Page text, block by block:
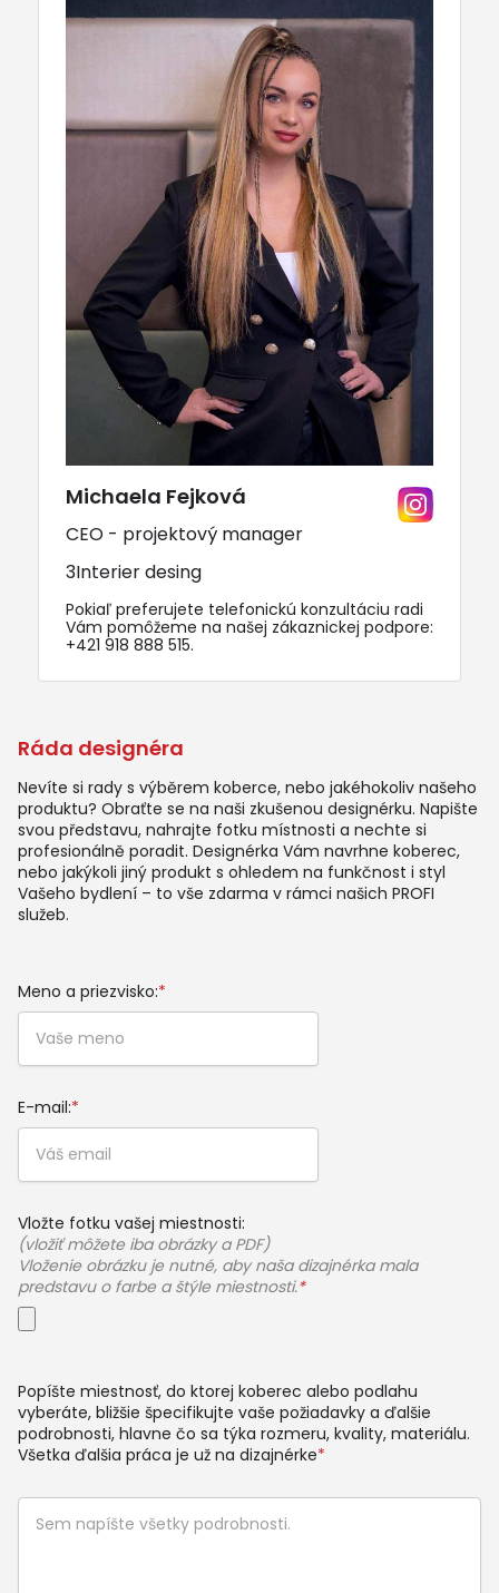
Ráda designéra
Nevíte si rady s výběrem koberce, nebo jakéhokoliv našeho
produktu? Obraťte se na naši zkušenou designérku. Napište
svou představu, nahrajte fotku místnosti a nechte si
profesionálně poradit. Designérka Vám navrhne koberec,
nebo jakýkoli jiný produkt s ohledem na funkčnost i styl
Vašeho bydlení – to vše zdarma v rámci našich PROFI
služeb.
Meno a priezvisko:*
E-mail:*
Vložte fotku vašej miestnosti:
(vložiť môžete iba obrázky a PDF)
Vloženie obrázku je nutné, aby naša dizajnérka mala
predstavu o farbe a štýle miestnosti.*
Popíšte miestnosť, do ktorej koberec alebo podlahu
vyberáte, bližšie špecifikujte vaše požiadavky a ďalšie
podrobnosti, hlavne čo sa týka rozmeru, kvality, materiálu.
Všetka ďalšia práca je už na dizajnérke*
Michaela Fejková
CEO - projektový manager
3Interier desing
Pokiaľ preferujete telefonickú konzultáciu radi
Vám pomôžeme na našej zákaznickej podpore:
+421 918 888 515.